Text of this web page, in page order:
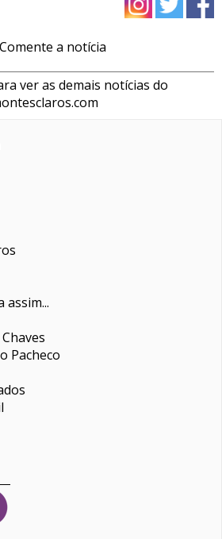
a notícia
ver as demais notícias do
Pacheco